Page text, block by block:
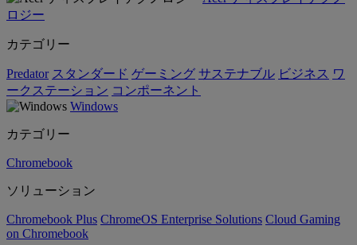
ロジー
カテゴリー
Predator スタンダード ゲーミング サステナブル ビジネス ワ
ークステーション コンポーネント
Windows
カテゴリー
Chromebook
ソリューション
Chromebook Plus ChromeOS Enterprise Solutions Cloud Gaming
on Chromebook